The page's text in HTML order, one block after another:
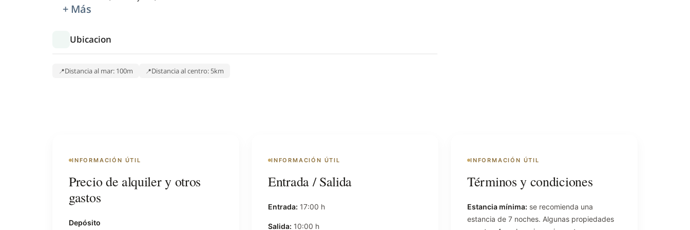
+ Más
Ubicacion
Distancia al mar: 100m Distancia al centro: 5km
INFORMACIÓN ÚTIL
Precio de alquiler y otros
gastos
Depósito
INFORMACIÓN ÚTIL
Entrada / Salida
Entrada: 17:00 h
Salida: 10:00 h
INFORMACIÓN ÚTIL
Términos y condiciones
Estancia mínima: se recomienda una
estancia de 7 noches. Algunas propiedades